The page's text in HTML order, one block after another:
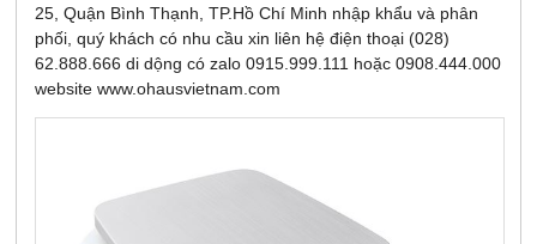
25, Quận Bình Thạnh, TP.Hồ Chí Minh nhập khẩu và phân
phối, quý khách có nhu cầu xin liên hệ điện thoại (028)
62.888.666 di dộng có zalo 0915.999.111 hoặc 0908.444.000
website www.ohausvietnam.com